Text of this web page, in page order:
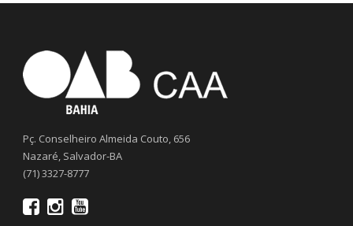
Pç. Conselheiro Almeida Couto, 656
Nazaré, Salvador-BA
(71) 3327-8777